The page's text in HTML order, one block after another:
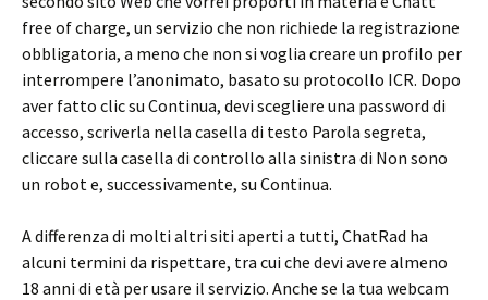
free of charge, un servizio che non richiede la registrazione
obbligatoria, a meno che non si voglia creare un profilo per
interrompere l’anonimato, basato su protocollo ICR. Dopo
aver fatto clic su Continua, devi scegliere una password di
accesso, scriverla nella casella di testo Parola segreta,
cliccare sulla casella di controllo alla sinistra di Non sono
un robot e, successivamente, su Continua.
A differenza di molti altri siti aperti a tutti, ChatRad ha
alcuni termini da rispettare, tra cui che devi avere almeno
18 anni di età per usare il servizio. Anche se la tua webcam